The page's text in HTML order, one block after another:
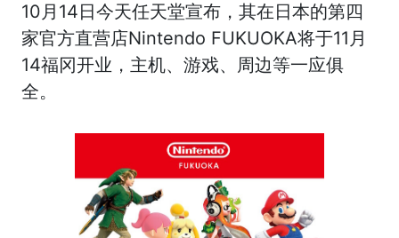
10月14日今天任天堂宣布，其在日本的第四
家官方直营店Nintendo FUKUOKA将于11月
14福冈开业，主机、游戏、周边等一应俱
全。